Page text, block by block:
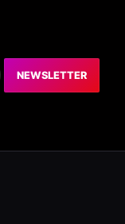
NEWSLETTER